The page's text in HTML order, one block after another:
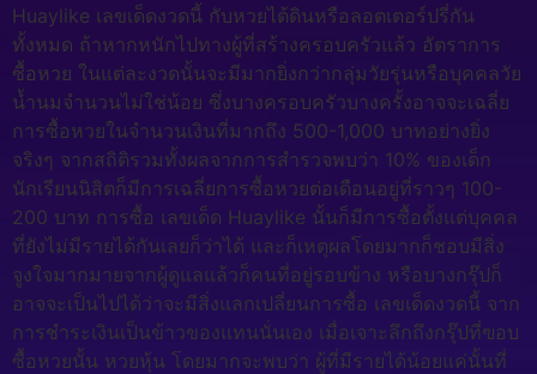
Huaylike เลขเด็ดงวดนี้ กับหวยไต้ดินหรือลอตเตอร์ปรี่กัน
ทั้งหมด ถ้าหากหนักไปทางผู้ที่สร้างครอบครัวแล้ว อัตราการ
ซื้อหวย ในแต่ละงวดนั้นจะมีมากยิ่งกว่ากลุ่มวัยรุ่นหรือบุคคลวัย
น้ำนมจำนวนไม่ใช่น้อย ซึ่งบางครอบครัวบางครั้งอาจจะเฉลี่ย
การซื้อหวยในจำนวนเงินที่มากถึง 500-1,000 บาทอย่างยิ่ง
จริงๆ จากสถิติรวมทั้งผลจากการสำรวจพบว่า 10% ของเด็ก
นักเรียนนิสิตก็มีการเฉลี่ยการซื้อหวยต่อเดือนอยู่ที่ราวๆ 100-
200 บาท การซื้อ เลขเด็ด Huaylike นั้นก็มีการซื้อตั้งแต่บุคคล
ที่ยังไม่มีรายได้กันเลยก็ว่าได้ และก็เหตุผลโดยมากก็ชอบมีสิ่ง
จูงใจมากมายจากผู้ดูแลแล้วก็คนที่อยู่รอบข้าง หรือบางกรุ๊ปก็
อาจจะเป็นไปได้ว่าจะมีสิ่งแลกเปลี่ยนการซื้อ เลขเด็ดงวดนี้ จาก
การชำระเงินเป็นข้าวของแทนนั่นเอง เมื่อเจาะลึกถึงกรุ๊ปที่ฃอบ
ซื้อหวยนั้น หวยหุ้น โดยมากจะพบว่า ผู้ที่มีรายได้น้อยแค่นั้นที่